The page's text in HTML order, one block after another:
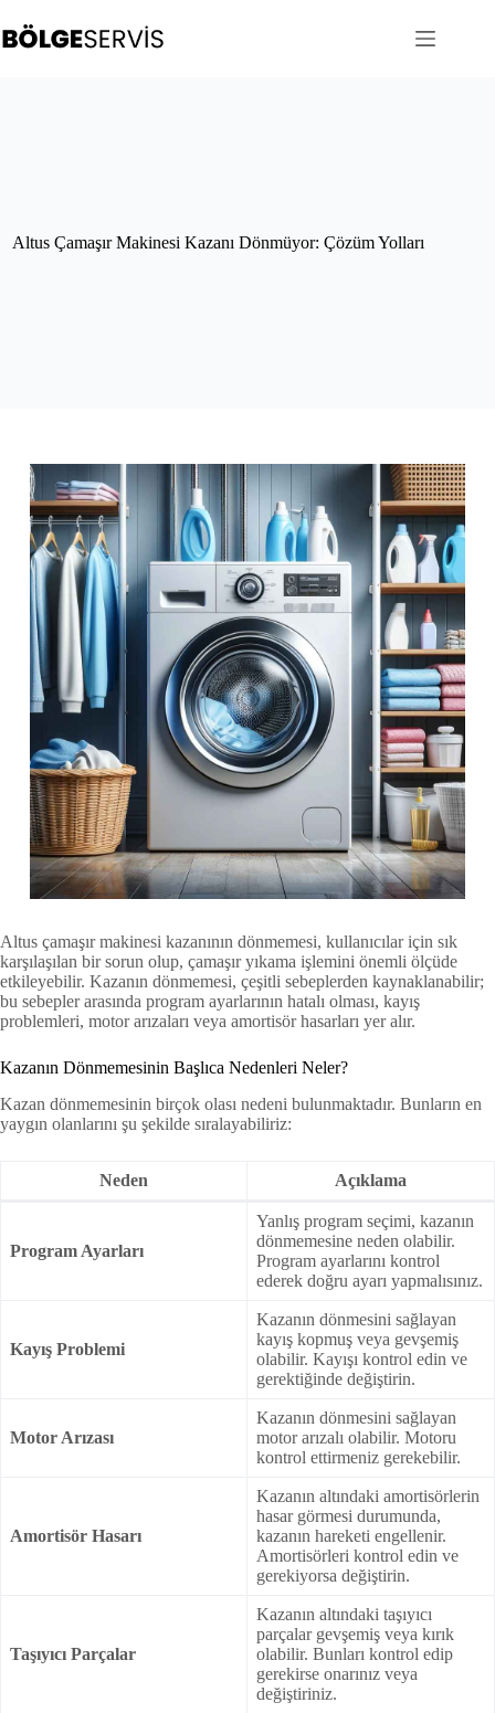
to
content
Altus Çamaşır Makinesi Kazanı Dönmüyor: Çözüm Yolları
Altus çamaşır makinesi kazanının dönmemesi, kullanıcılar için sık
karşılaşılan bir sorun olup, çamaşır yıkama işlemini önemli ölçüde
etkileyebilir. Kazanın dönmemesi, çeşitli sebeplerden kaynaklanabilir;
bu sebepler arasında program ayarlarının hatalı olması, kayış
problemleri, motor arızaları veya amortisör hasarları yer alır.
Kazanın Dönmemesinin Başlıca Nedenleri Neler?
Kazan dönmemesinin birçok olası nedeni bulunmaktadır. Bunların en
yaygın olanlarını şu şekilde sıralayabiliriz:
Neden Açıklama
Program Ayarları
Yanlış program seçimi, kazanın
dönmemesine neden olabilir.
Program ayarlarını kontrol
ederek doğru ayarı yapmalısınız.
Kayış Problemi
Kazanın dönmesini sağlayan
kayış kopmuş veya gevşemiş
olabilir. Kayışı kontrol edin ve
gerektiğinde değiştirin.
Motor Arızası
Kazanın dönmesini sağlayan
motor arızalı olabilir. Motoru
kontrol ettirmeniz gerekebilir.
Amortisör Hasarı
Kazanın altındaki amortisörlerin
hasar görmesi durumunda,
kazanın hareketi engellenir.
Amortisörleri kontrol edin ve
gerekiyorsa değiştirin.
Taşıyıcı Parçalar
Kazanın altındaki taşıyıcı
parçalar gevşemiş veya kırık
olabilir. Bunları kontrol edip
gerekirse onarınız veya
değiştiriniz.